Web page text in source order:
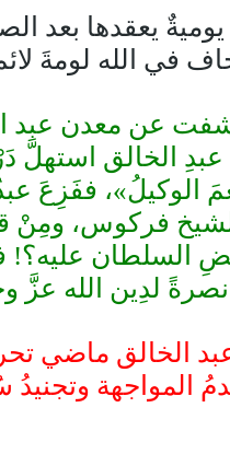
يعقدها بعد
يخاف في الله لومةَ
عن معدن عبد
الخالق استهلَّ
الوكيلُ»، ففَزِعَ
فركوس، ومِنْ
السلطان عليه؟!
نصرةً لدِين الله عزَّ
الخالق ماضي
المواجهة وتجنيدُ